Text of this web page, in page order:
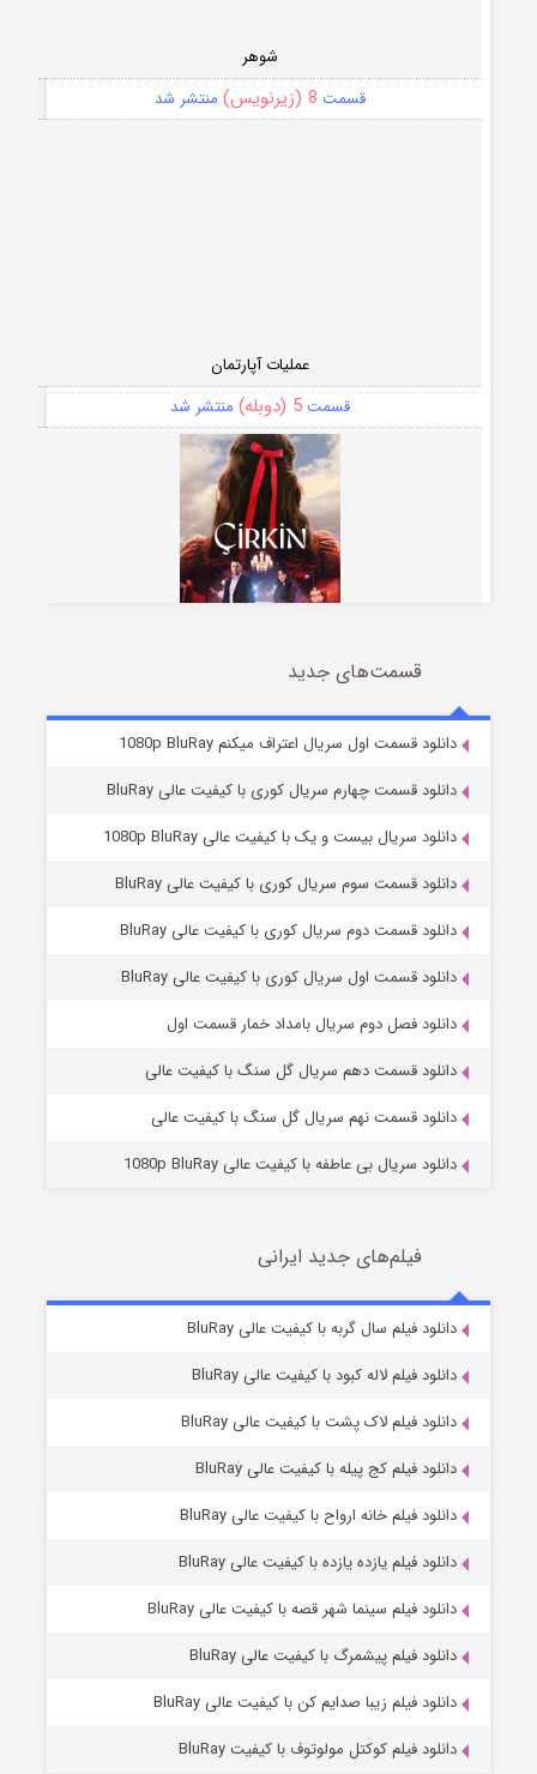
شوهر
قسمت 8 (زیرنویس) منتشر شد
عملیات آپارتمان
قسمت5 (دوبله) منتشر شد
سریال زشت
قسمت2 (زیرنویس) منتشر شد
مردگان متحرک: شهر مرده ۳
قسمت2 (زیرنویس) منتشر شد
قسمت7 (زیرنویس) منتشر شد
قسمت‌های جدید
دانلود قسمت اول سریال اعتراف میکنم 1080p BluRay
دانلود قسمت چهارم سریال کوری با کیفیت عالی BluRay
دانلود سریال بیست و یک با کیفیت عالی 1080p BluRay
دانلود قسمت سوم سریال کوری با کیفیت عالی BluRay
دانلود قسمت دوم سریال کوری با کیفیت عالی BluRay
دانلود قسمت اول سریال کوری با کیفیت عالی BluRay
دانلود فصل دوم سریال بامداد خمار قسمت اول
دانلود قسمت دهم سریال گل سنگ با کیفیت عالی
دانلود قسمت نهم سریال گل سنگ با کیفیت عالی
دانلود سریال بی عاطفه با کیفیت عالی 1080p BluRay
فیلم‌های جدید ایرانی
دانلود فیلم سال گربه با کیفیت عالی BluRay
دانلود فیلم لاله کبود با کیفیت عالی BluRay
دانلود فیلم لاک پشت با کیفیت عالی BluRay
دانلود فیلم کج‌ پیله با کیفیت عالی BluRay
دانلود فیلم خانه ارواح با کیفیت عالی BluRay
دانلود فیلم یازده یازده با کیفیت عالی BluRay
دانلود فیلم سینما شهر قصه با کیفیت عالی BluRay
دانلود فیلم پیشمرگ با کیفیت عالی BluRay
دانلود فیلم زیبا صدایم کن با کیفیت عالی BluRay
دانلود فیلم کوکتل مولوتوف با کیفیت BluRay